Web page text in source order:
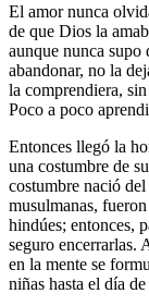
El amor nunca
de que Dios la
aunque nunca
abandonar, no la
la comprendiera,
Poco a poco
Entonces llegó la
una costumbre de
costumbre nació
musulmanas,
hindúes; entonces,
seguro encerrarlas.
en la mente se
niñas hasta el día